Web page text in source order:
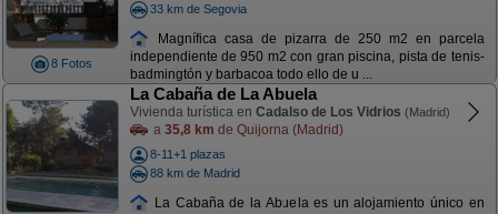
8 Fotos
33 km de Segovia
Magnífica casa de pizarra de 250 m2 en parcela
independiente de 950 m2 con gran piscina, pista de tenis-
badmingtón y barbacoa todo ello de u ...
La Cabaña de La Abuela
Vivienda turística en Cadalso de Los Vidrios (Madrid)
a 35,8 km de Quijorna (Madrid)
8-11+1 plazas
88 km de Madrid
La Cabaña de la Abuela es un alojamiento único en